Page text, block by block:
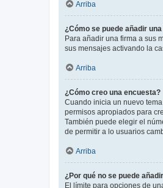
Arriba
¿Cómo se puede añadir
Para añadir una firma a sus
sus mensajes activando la
Arriba
¿Cómo creo una encuesta?
Cuando inicia un nuevo
permisos apropiados para
También puede elegir el
de permitir a lo usuarios
Arriba
¿Por qué no se puede
El límite para opciones de